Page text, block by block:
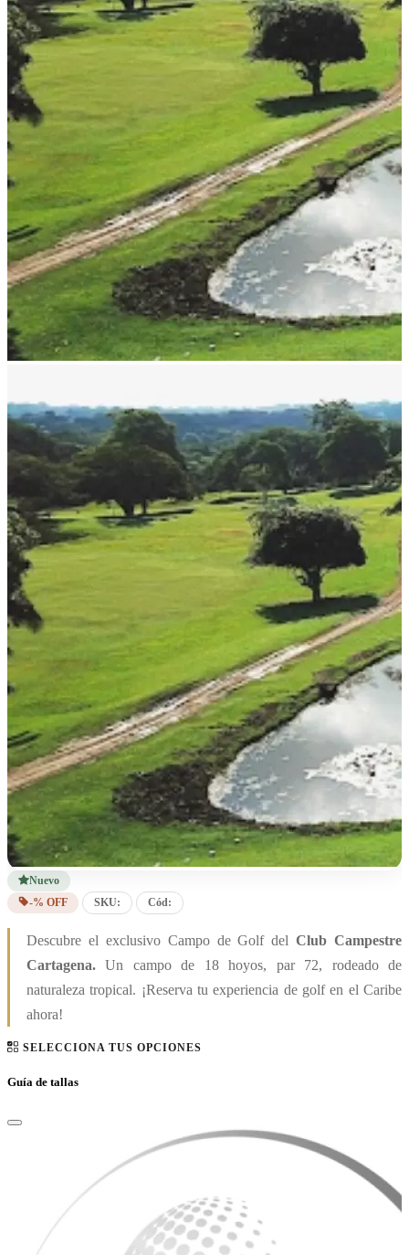
Nuevo
-% OFF
SKU: Cód:
Descubre el exclusivo Campo de Golf delClub Campestre
Cartagena. Un campo de 18 hoyos, par 72, rodeado de
naturaleza tropical. ¡Reserva tu experiencia de golf en el Caribe
ahora!
SELECCIONA TUS OPCIONES
Guía de tallas